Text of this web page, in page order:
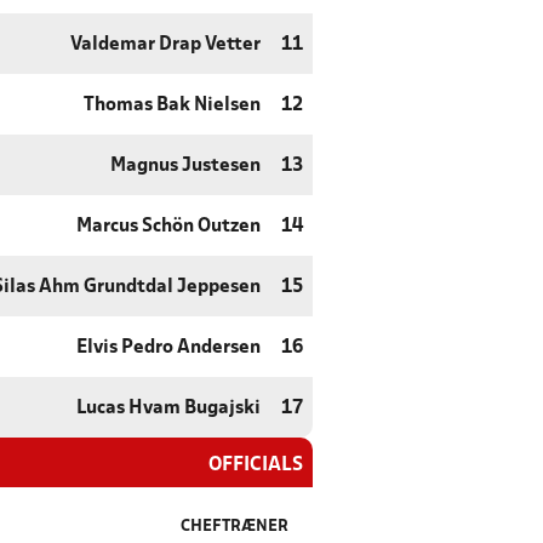
Valdemar Drap Vetter 11
Thomas Bak Nielsen 12
Magnus Justesen 13
Marcus Schön Outzen 14
Ahm Grundtdal Jeppesen 15
Elvis Pedro Andersen 16
Lucas Hvam Bugajski 17
OFFICIALS
CHEFTRÆNER